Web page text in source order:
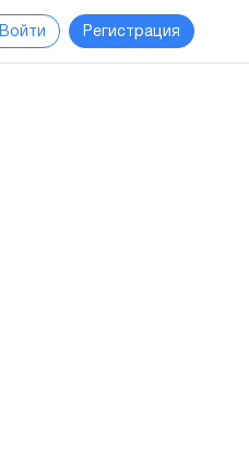
Войти Регистрация